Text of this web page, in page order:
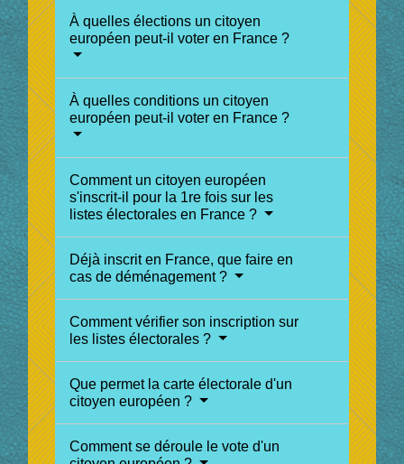
À quelles élections un citoyen
européen peut-il voter en France ?
À quelles conditions un citoyen
européen peut-il voter en France ?
Comment un citoyen européen
s'inscrit-il pour la 1re fois sur les
listes électorales en France ?
Déjà inscrit en France, que faire en
cas de déménagement ?
Comment vérifier son inscription sur
les listes électorales ?
Que permet la carte électorale d'un
citoyen européen ?
Comment se déroule le vote d'un